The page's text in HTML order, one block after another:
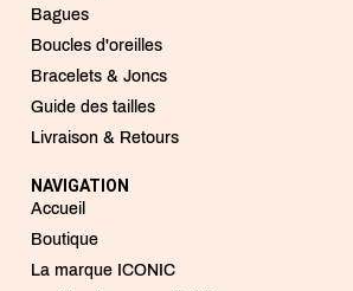
Bagues
Boucles d'oreilles
Bracelets & Joncs
Guide des tailles
Livraison & Retours
NAVIGATION
Accueil
Boutique
La marque ICONIC